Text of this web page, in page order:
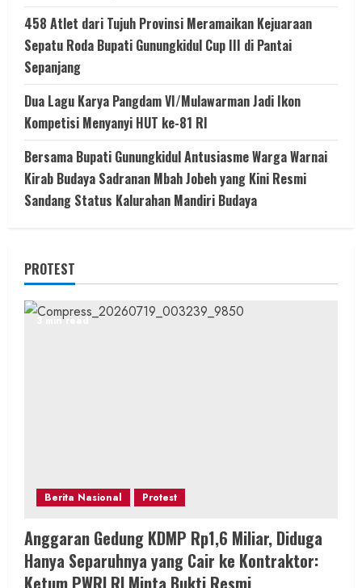
458 Atlet dari Tujuh Provinsi Meramaikan Kejuaraan
Sepatu Roda Bupati Gunungkidul Cup III di Pantai
Sepanjang
Dua Lagu Karya Pangdam VI/Mulawarman Jadi Ikon
Kompetisi Menyanyi HUT ke-81 RI
Bersama Bupati Gunungkidul Antusiasme Warga Warnai
Kirab Budaya Sadranan Mbah Jobeh yang Kini Resmi
Sandang Status Kalurahan Mandiri Budaya
PROTEST
3 min read
Berita Nasional Protest
Anggaran Gedung KDMP Rp1,6 Miliar, Diduga
Hanya Separuhnya yang Cair ke Kontraktor:
Ketum PWRI RI Minta Bukti Resmi